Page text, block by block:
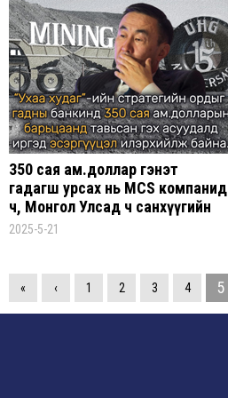
350 сая ам.доллар гэнэт
гадагш урсах нь MCS компанид
ч, Монгол Улсад ч санхүүгийн
ноцтой доргилт авчирна
2025-5-21
« ‹ 1 2 3 4 5